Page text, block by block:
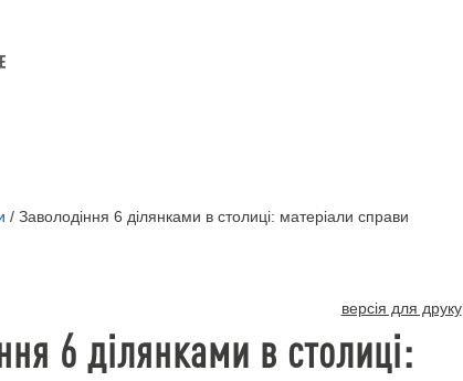
/ Заволодіння 6 ділянками в столиці: матеріали справи
версія для друку
6 ділянками в столиці: